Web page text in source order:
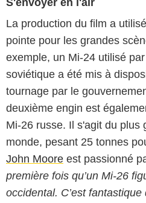
S'envoyer en l'air
La production du film a
pointe pour les grandes
exemple, un Mi-24 utilisé
soviétique a été mis à
tournage par le
deuxième engin est
Mi-26 russe. Il s'agit du plus
monde, pesant 25 tonnes
John Moore est passionné
première fois qu’un Mi-26
occidental. C’est